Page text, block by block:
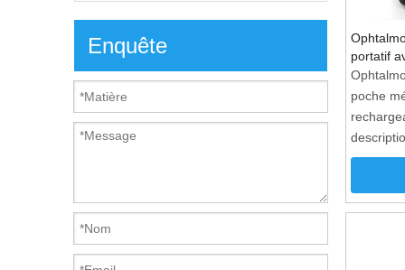
Enquête
portatif
poche
XHL4.5